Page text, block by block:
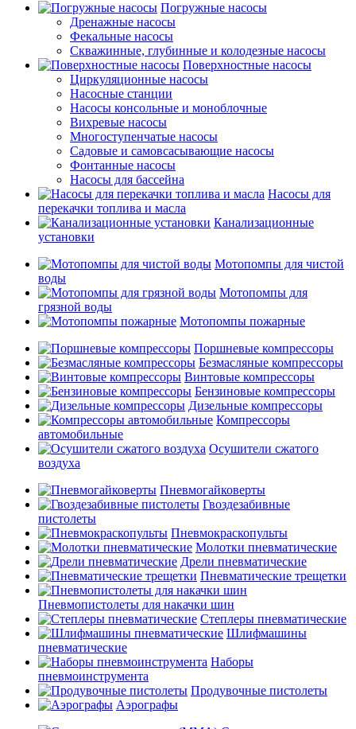
Погружные насосы
Дренажные насосы
Фекальные насосы
Скважинные, глубинные и колодезные насосы
Поверхностные насосы
Циркуляционные насосы
Насосные станции
Насосы консольные и моноблочные
Вихревые насосы
Многоступенчатые насосы
Садовые и самовсасывающие насосы
Фонтанные насосы
Насосы для бассейна
Насосы для
перекачки топлива и масла
Канализационные
установки
Мотопомпы для чистой
воды
Мотопомпы для
грязной воды
Мотопомпы пожарные
Поршневые компрессоры
Безмасляные компрессоры
Винтовые компрессоры
Бензиновые компрессоры
Дизельные компрессоры
Компрессоры
автомобильные
Осушители сжатого
воздуха
Пневмогайковерты
Гвоздезабивные
пистолеты
Пневмокраскопульты
Молотки пневматические
Дрели пневматические
Пневматические трещетки
Пневмопистолеты для накачки шин
Степлеры пневматические
Шлифмашины
пневматические
Наборы
пневмоинструмента
Продувочные пистолеты
Аэрографы